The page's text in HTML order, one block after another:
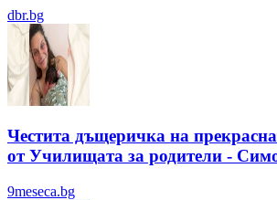
dbr.bg
Честита дъщеричка на
от Училищата за родители -
9meseca.bg